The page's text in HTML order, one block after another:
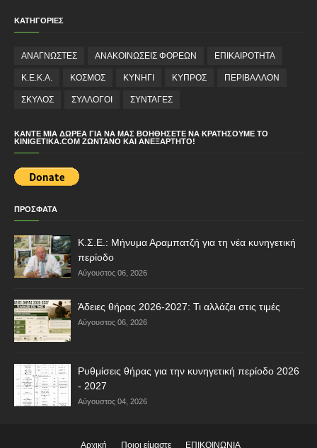
ΚΑΤΗΓΟΡΙΕΣ
ΑΝΑΓΝΩΣΤΕΣ ΑΝΑΚΟΙΝΩΣΕΙΣ ΦΟΡΕΩΝ ΕΠΙΚΑΙΡΟΤΗΤΑ
Κ.Ε.Κ.Α. ΚΟΣΜΟΣ ΚΥΝΗΓΙ ΚΥΠΡΟΣ ΠΕΡΙΒΑΛΛΟΝ
ΣΚΥΛΟΣ ΣΥΛΛΟΓΟΙ ΣΥΝΤΑΓΕΣ
ΚΆΝΤΕ ΜΙΑ ΔΩΡΕΆ ΓΙΑ ΝΑ ΜΑΣ ΒΟΗΘΉΣΕΤΕ ΝΑ ΚΡΑΤΉΣΟΥΜΕ ΤΟ
KINIGETIKA.COM ΖΩΝΤΑΝΌ ΚΑΙ ΑΝΕΞΆΡΤΗΤΟ!
ΠΡΟΣΦΑΤΑ
Κ.Σ.Ε.: Μήνυμα Αραμπατζή για τη νέα κυνηγετική
περίοδο
Αύγουστος 06, 2026
Άδειες θήρας 2026-2027: Τι αλλάζει στις τιμές
Αύγουστος 06, 2026
Ρυθμίσεις θήρας για την κυνηγετική περίοδο 2026
- 2027
Αύγουστος 04, 2026
Αρχική Ποιοι είμαστε ΕΠΙΚΟΙΝΩΝΙΑ